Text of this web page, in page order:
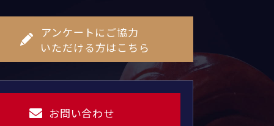
アンケートにご協力
いただける方はこちら
お問い合わせ